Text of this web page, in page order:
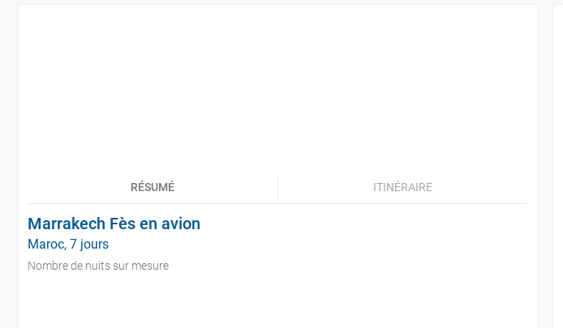
RÉSUMÉ ITINÉRAIRE
Marrakech Fès en avion
Maroc, 7 jours
Nombre de nuits sur mesure